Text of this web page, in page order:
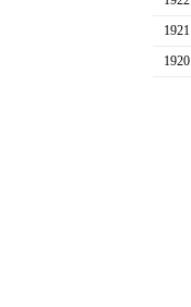
1921
1920